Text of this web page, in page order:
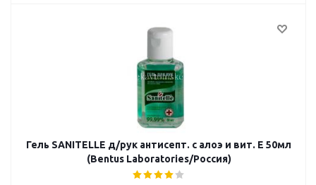
Гель SANITELLE д/рук антисепт. с алоэ и вит. Е 50мл
(Bentus Laboratories/Россия)